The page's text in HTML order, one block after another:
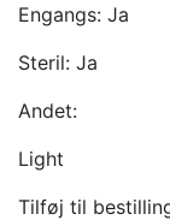
Engangs: Ja
Steril: Ja
Andet:
Light
Tilføj til